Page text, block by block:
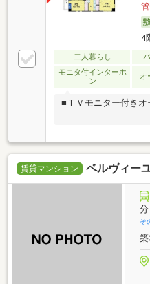
4
二人暮らし
モニタ付インターホ
ン
オ
■ＴＶモニター付き
賃貸マンション ベルヴィー
分
そ